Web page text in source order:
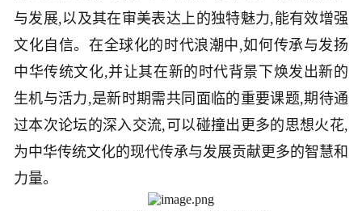
与发展,以及其在审美表达上的独特魅力,能有效增强
文化自信。在全球化的时代浪潮中,如何传承与发扬
中华传统文化,并让其在新的时代背景下焕发出新的
生机与活力,是新时期需共同面临的重要课题,期待通
过本次论坛的深入交流,可以碰撞出更多的思想火花,
为中华传统文化的现代传承与发展贡献更多的智慧和
力量。